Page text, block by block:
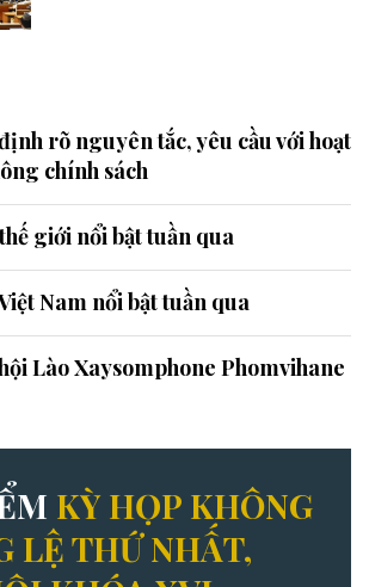
rõ nguyên tắc, yêu cầu với hoạt
chính sách
giới nổi bật tuần qua
Nam nổi bật tuần qua
Lào Xaysomphone Phomvihane
KỲ HỌP KHÔNG
LỆ THỨ NHẤT,